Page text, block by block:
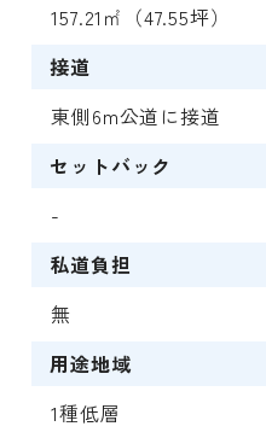
157.21㎡（47.55坪）
接道
東側6m公道に接道
セットバック
-
私道負担
無
用途地域
1種低層